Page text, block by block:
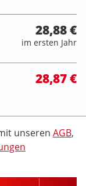
28,88 €
im ersten Jahr
28,87 €
unseren AGB,